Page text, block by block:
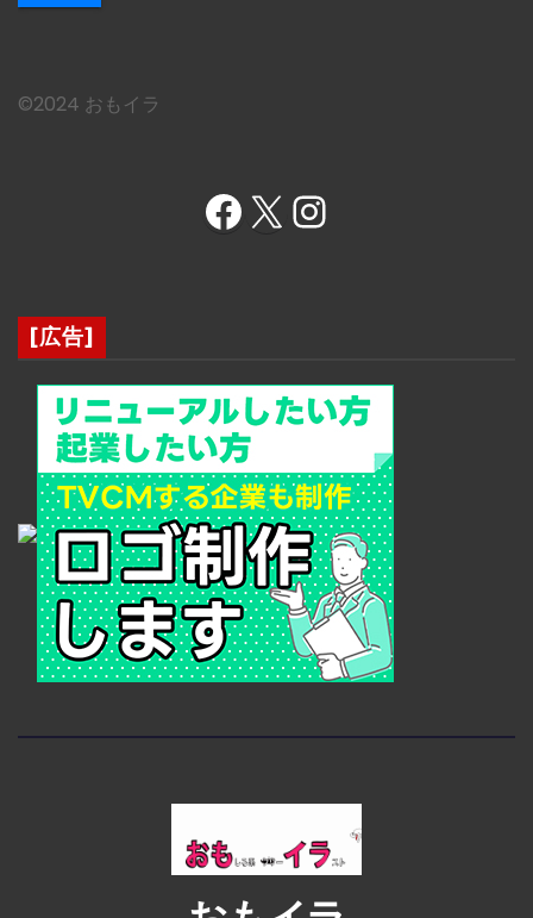
©︎2024 おもイラ
Facebook X Instagram
[広告]